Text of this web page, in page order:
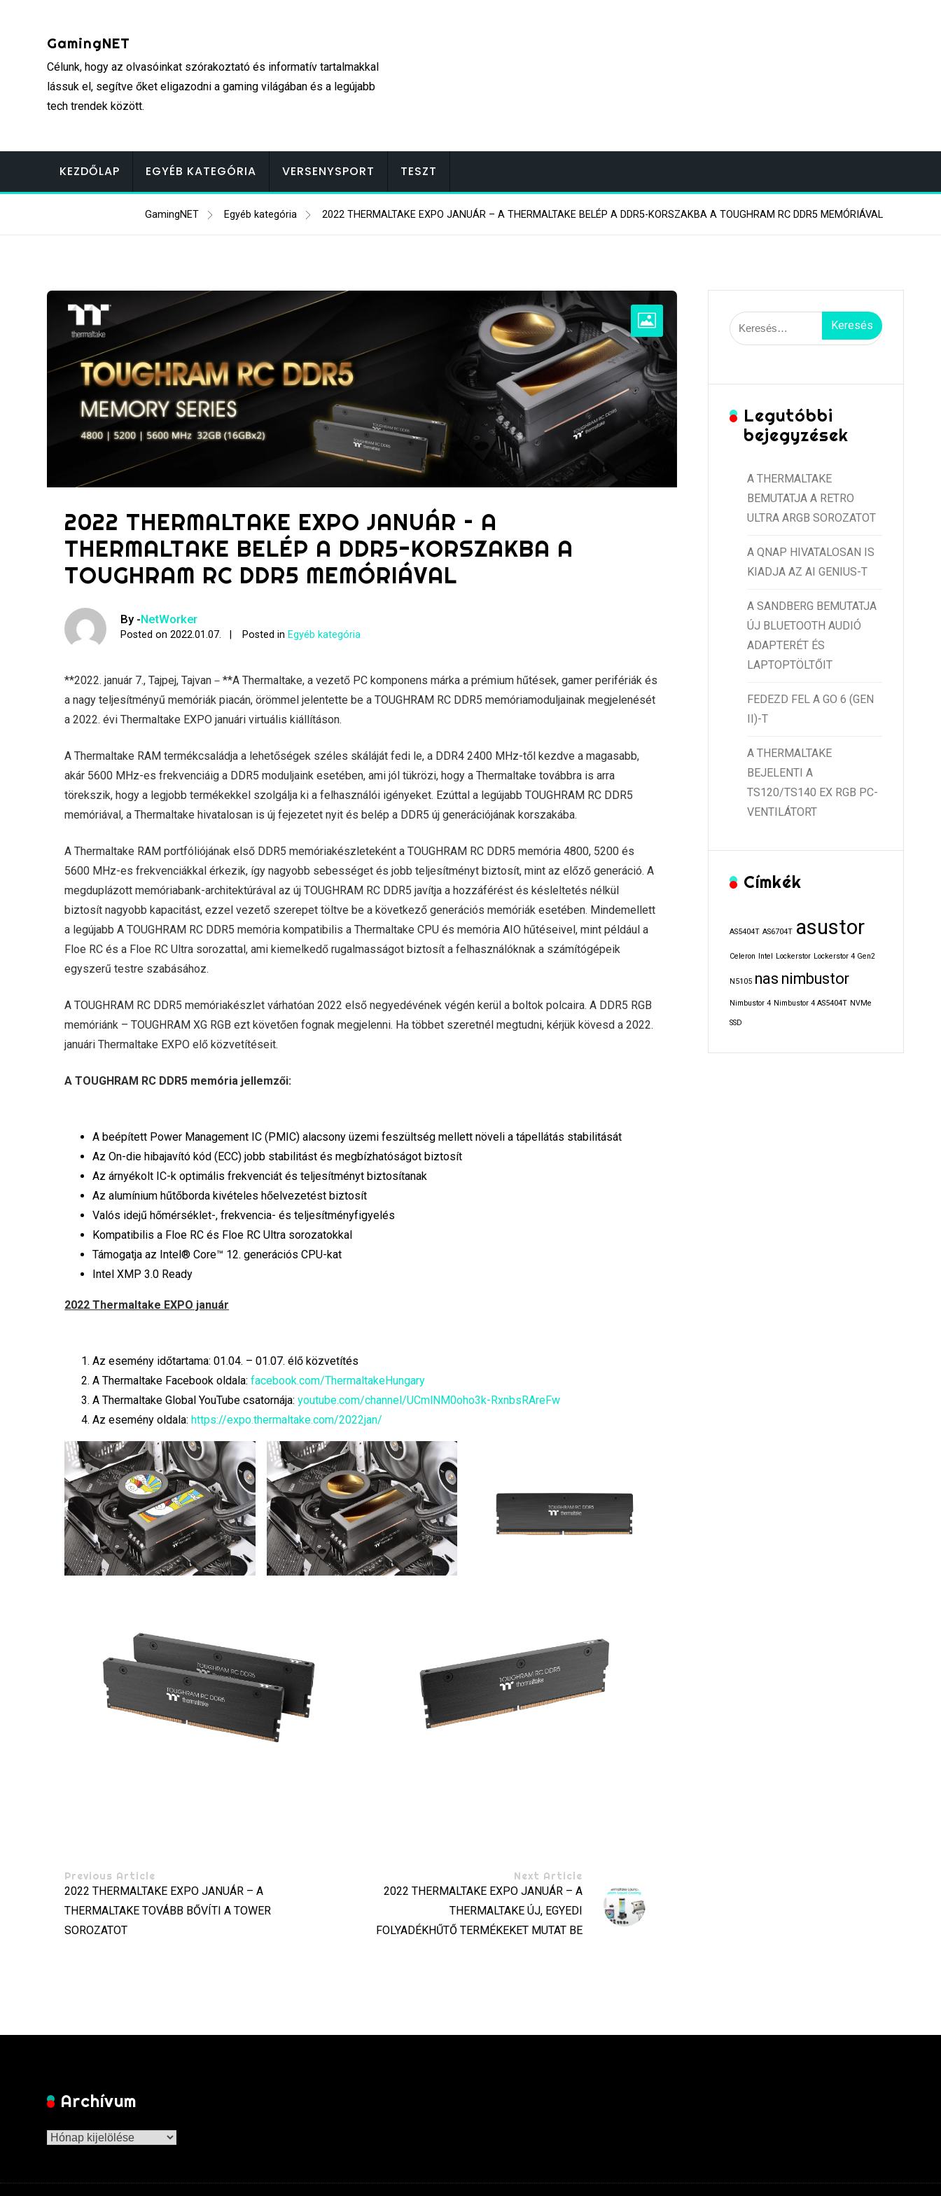
GamingNET
Célunk, hogy az olvasóinkat szórakoztató és informatív tartalmakkal
lássuk el, segítve őket eligazodni a gaming világában és a legújabb
tech trendek között.
KEZDŐLAP EGYÉB KATEGÓRIA VERSENYSPORT TESZT
GamingNET Egyéb kategória 2022 THERMALTAKE EXPO JANUÁR – A THERMALTAKE BELÉP A DDR5-KORSZAKBA A TOUGHRAM RC DDR5 MEMÓRIÁVAL
2022 THERMALTAKE EXPO JANUÁR – A
THERMALTAKE BELÉP A DDR5-KORSZAKBA A
TOUGHRAM RC DDR5 MEMÓRIÁVAL
By -NetWorker
Posted on2022.01.07. Posted in Egyéb kategória
**2022. január 7., Tajpej, Tajvan－**A Thermaltake, a vezető PC komponens márka a prémium hűtések, gamer perifériák és
a nagy teljesítményű memóriák piacán, örömmel jelentette be a TOUGHRAM RC DDR5 memóriamoduljainak megjelenését
a 2022. évi Thermaltake EXPO januári virtuális kiállításon.
A Thermaltake RAM termékcsaládja a lehetőségek széles skáláját fedi le, a DDR4 2400 MHz-től kezdve a magasabb,
akár 5600 MHz-es frekvenciáig a DDR5 moduljaink esetében, ami jól tükrözi, hogy a Thermaltake továbbra is arra
törekszik, hogy a legjobb termékekkel szolgálja ki a felhasználói igényeket. Ezúttal a legújabb TOUGHRAM RC DDR5
memóriával, a Thermaltake hivatalosan is új fejezetet nyit és belép a DDR5 új generációjának korszakába.
A Thermaltake RAM portfóliójának első DDR5 memóriakészleteként a TOUGHRAM RC DDR5 memória 4800, 5200 és
5600 MHz-es frekvenciákkal érkezik, így nagyobb sebességet és jobb teljesítményt biztosít, mint az előző generáció. A
megduplázott memóriabank-architektúrával az új TOUGHRAM RC DDR5 javítja a hozzáférést és késleltetés nélkül
biztosít nagyobb kapacitást, ezzel vezető szerepet töltve be a következő generációs memóriák esetében. Mindemellett
a legújabb A TOUGHRAM RC DDR5 memória kompatibilis a Thermaltake CPU és memória AIO hűtéseivel, mint például a
Floe RC és a Floe RC Ultra sorozattal, ami kiemelkedő rugalmasságot biztosít a felhasználóknak a számítógépeik
egyszerű testre szabásához.
A TOUGHRAM RC DDR5 memóriakészlet várhatóan 2022 első negyedévének végén kerül a boltok polcaira. A DDR5 RGB
memóriánk – TOUGHRAM XG RGB ezt követően fognak megjelenni. Ha többet szeretnél megtudni, kérjük kövesd a 2022.
januári Thermaltake EXPO elő közvetítéseit.
A TOUGHRAM RC DDR5 memória jellemzői:
A beépített Power Management IC (PMIC) alacsony üzemi feszültség mellett növeli a tápellátás stabilitását
Az On-die hibajavító kód (ECC) jobb stabilitást és megbízhatóságot biztosít
Az árnyékolt IC-k optimális frekvenciát és teljesítményt biztosítanak
Az alumínium hűtőborda kivételes hőelvezetést biztosít
Valós idejű hőmérséklet-, frekvencia- és teljesítményfigyelés
Kompatibilis a Floe RC és Floe RC Ultra sorozatokkal
Támogatja az Intel® Core™ 12. generációs CPU-kat
Intel XMP 3.0 Ready
2022 Thermaltake EXPO január
Az esemény időtartama: 01.04. – 01.07. élő közvetítés
A Thermaltake Facebook oldala:facebook.com/ThermaltakeHungary
A Thermaltake Global YouTube csatornája:youtube.com/channel/UCmlNM0oho3k-RxnbsRAreFw
Az esemény oldala: https://expo.thermaltake.com/2022jan/
Previous Article
2022 THERMALTAKE EXPO JANUÁR – A
THERMALTAKE TOVÁBB BŐVÍTI A TOWER
SOROZATOT
Next Article
2022 THERMALTAKE EXPO JANUÁR – A
THERMALTAKE ÚJ, EGYEDI
FOLYADÉKHŰTŐ TERMÉKEKET MUTAT BE
Keresés:
Legutóbbi
bejegyzések
A THERMALTAKE
BEMUTATJA A RETRO
ULTRA ARGB SOROZATOT
A QNAP HIVATALOSAN IS
KIADJA AZ AI GENIUS-T
A SANDBERG BEMUTATJA
ÚJ BLUETOOTH AUDIÓ
ADAPTERÉT ÉS
LAPTOPTÖLTŐIT
FEDEZD FEL A GO 6 (GEN
II)-T
A THERMALTAKE
BEJELENTI A
TS120/TS140 EX RGB PC-
VENTILÁTORT
Címkék
AS5404T AS6704T asustor
Celeron Intel Lockerstor Lockerstor 4 Gen2
N5105 nas nimbustor
Nimbustor 4 Nimbustor 4 AS5404T NVMe
SSD
Archívum
Archívum